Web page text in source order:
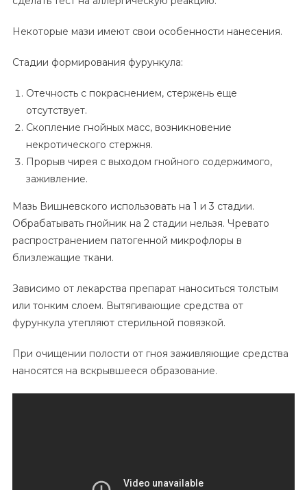
Некоторые мази имеют свои особенности нанесения.
Стадии формирования фурункула:
Отечность с покраснением, стержень еще
отсутствует.
Скопление гнойных масс, возникновение
некротического стержня.
Прорыв чирея с выходом гнойного содержимого,
заживление.
Мазь Вишневского использовать на 1 и 3 стадии.
Обрабатывать гнойник на 2 стадии нельзя. Чревато
распространением патогенной микрофлоры в
близлежащие ткани.
Зависимо от лекарства препарат наноситься толстым
или тонким слоем. Вытягивающие средства от
фурункула утепляют стерильной повязкой.
При очищении полости от гноя заживляющие средства
наносятся на вскрывшееся образование.